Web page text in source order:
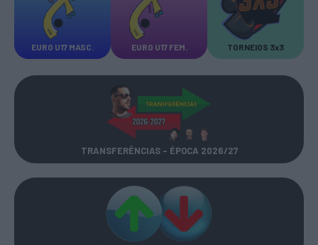
EURO U17 MASC. EURO U17 FEM. TORNEIOS 3x3
TRANSFERÊNCIAS - ÉPOCA 2026/27